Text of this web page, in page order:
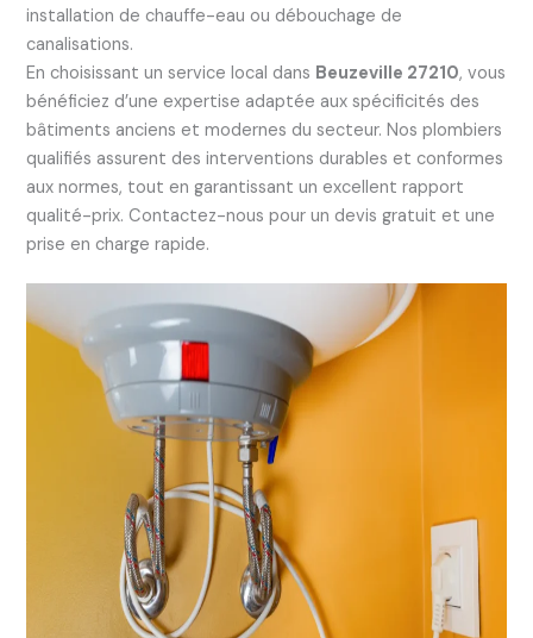
installation de chauffe-eau ou débouchage de
canalisations.
En choisissant un service local dans Beuzeville 27210, vous
bénéficiez d’une expertise adaptée aux spécificités des
bâtiments anciens et modernes du secteur. Nos plombiers
qualifiés assurent des interventions durables et conformes
aux normes, tout en garantissant un excellent rapport
qualité-prix. Contactez-nous pour un devis gratuit et une
prise en charge rapide.